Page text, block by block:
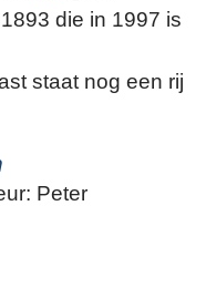
die in 1997 is
staat nog een rij
Peter